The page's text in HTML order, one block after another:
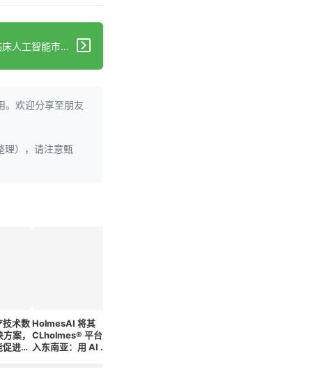
下一篇：蒲公英健康公司的临床人工智能市场表明 GLP-1 类药物或能帮助 4400 万此前未被研究的美国患者预防心血管疾病
。欢迎分享至朋友
理），请注意甄
技术数
案，
进精
HolmesAI 将其
CLholmes® 平台引
入东南亚：用 AI 技